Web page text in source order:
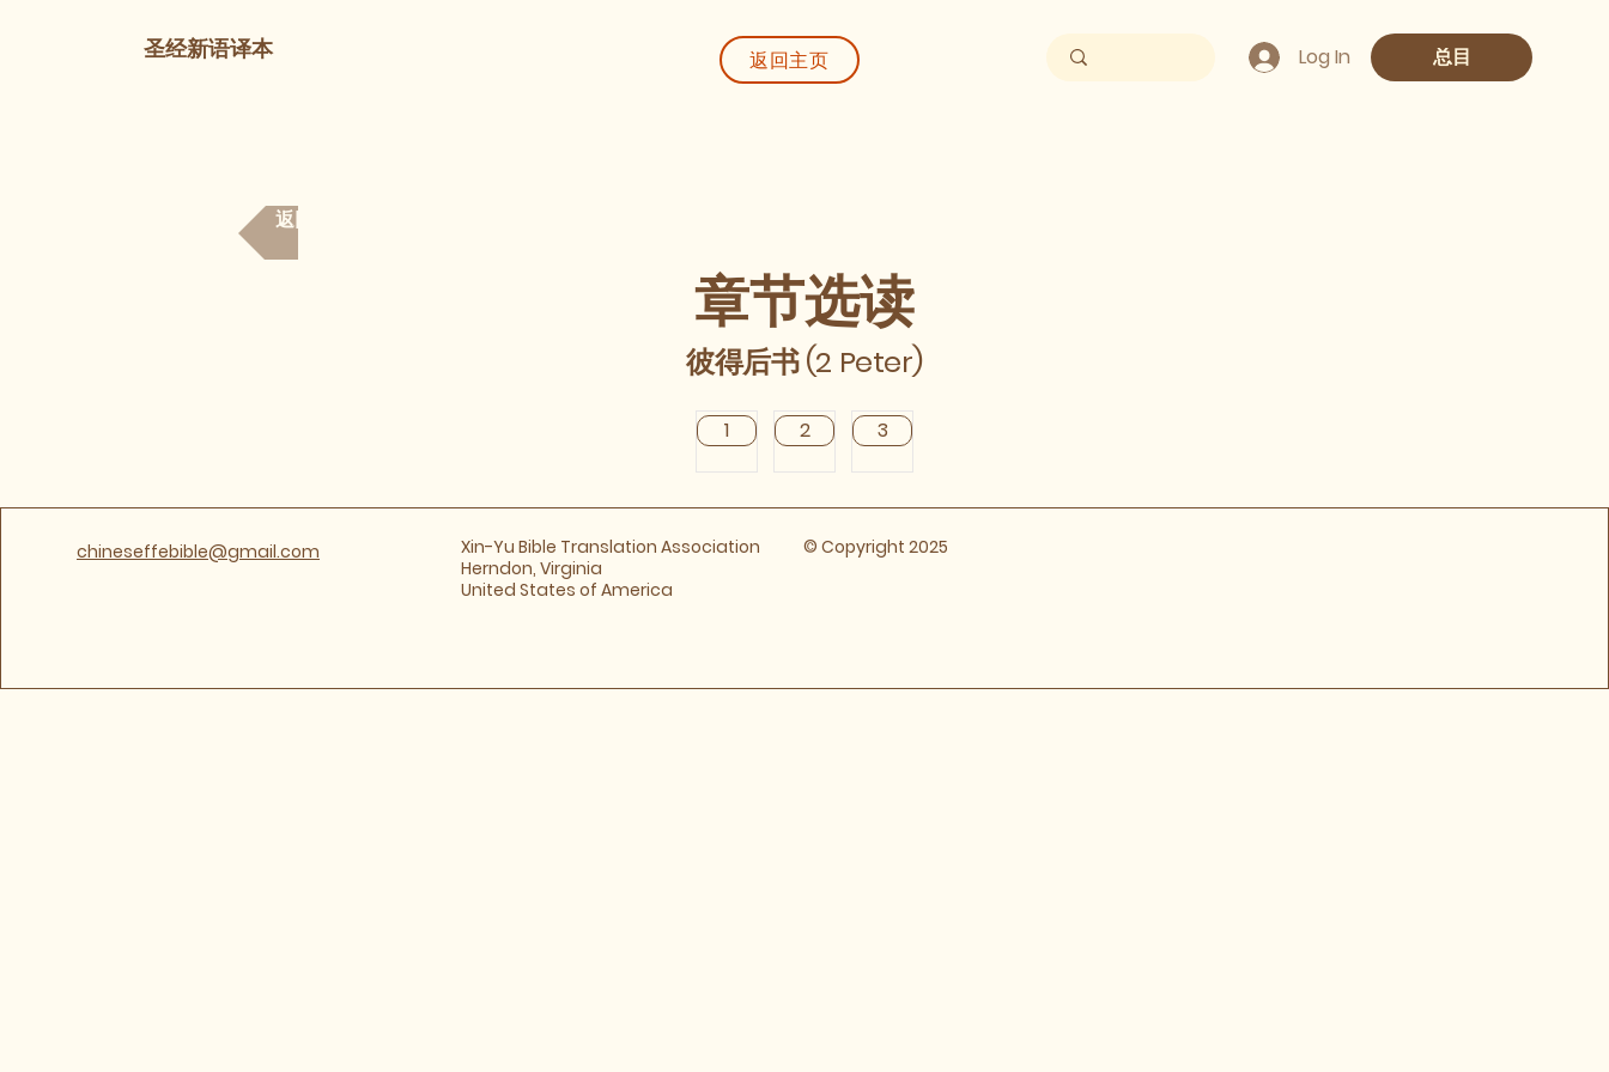
圣经新语译本 Log In 总目
返回主页
返回书目
章节选读
彼得后书 (2 Peter)
1 2 3
chineseffebible@gmail.com
​Xin-Yu Bible Translation Association
Herndon, ​Virginia
United States of America
© Copyright 2025